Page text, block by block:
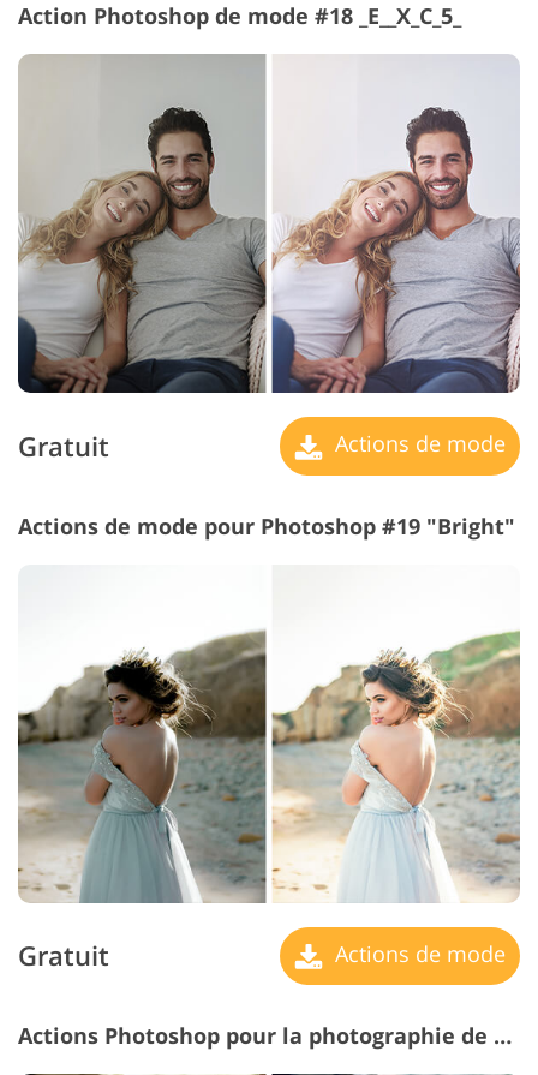
Action Photoshop de mode #18 _E__X_C_5_
Gratuit Actions de mode
Actions de mode pour Photoshop #19 "Bright"
Gratuit Actions de mode
Actions Photoshop pour la photographie de mode #20 "Cool"